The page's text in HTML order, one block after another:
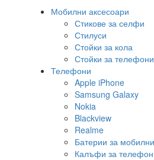
Мобилни аксесоари
Стикове за селфи
Стилуси
Стойки за кола
Стойки за
Телефони
Apple iPhone
Samsung Galaxy
Nokia
Blackview
Realme
Батерии за
Калъфи за